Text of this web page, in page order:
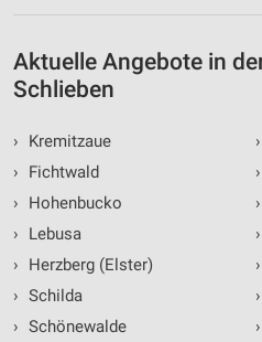
Aktuelle Angebote in
Schlieben
›
Kremitzaue
›
Fichtwald
›
Hohenbucko
›
Lebusa
›
Herzberg (Elster)
› Schilda
› Schönewalde
›
›
›
›
›
›
›
Performance
Werbung